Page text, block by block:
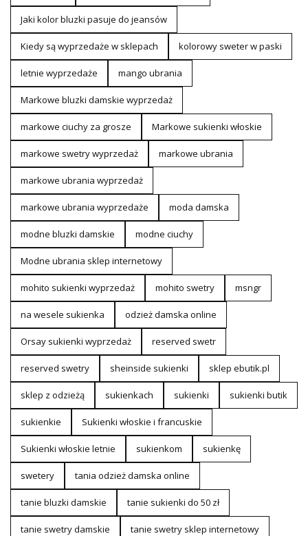
Jaki kolor bluzki pasuje do jeansów
Kiedy są wyprzedaże w sklepach kolorowy sweter w paski
letnie wyprzedaże mango ubrania
Markowe bluzki damskie wyprzedaż
markowe ciuchy za grosze Markowe sukienki włoskie
markowe swetry wyprzedaż markowe ubrania
markowe ubrania wyprzedaż
markowe ubrania wyprzedaże moda damska
modne bluzki damskie modne ciuchy
Modne ubrania sklep internetowy
mohito sukienki wyprzedaż mohito swetry msngr
na wesele sukienka odzież damska online
Orsay sukienki wyprzedaż reserved swetr
reserved swetry sheinside sukienki sklep ebutik.pl
sklep z odzieżą sukienkach sukienki sukienki butik
sukienkie Sukienki włoskie i francuskie
Sukienki włoskie letnie sukienkom sukienkę
swetery tania odzież damska online
tanie bluzki damskie tanie sukienki do 50 zł
tanie swetry damskie tanie swetry sklep internetowy